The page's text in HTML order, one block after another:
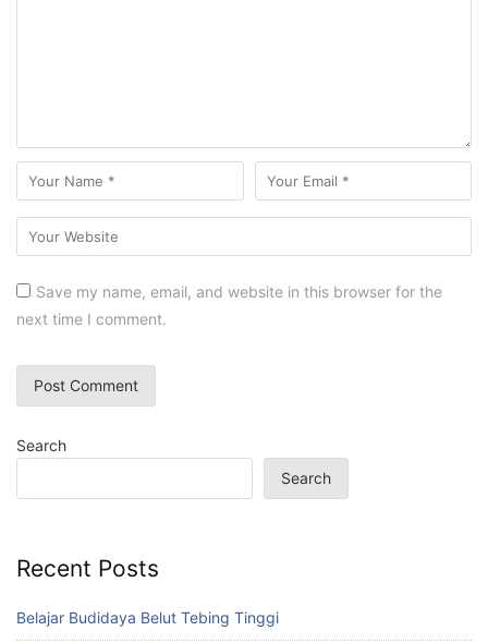
Save my name, email, and website in this browser for the
next time I comment.
Search
Search
Recent Posts
Belajar Budidaya Belut Tebing Tinggi